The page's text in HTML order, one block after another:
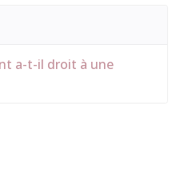
a-t-il droit à une